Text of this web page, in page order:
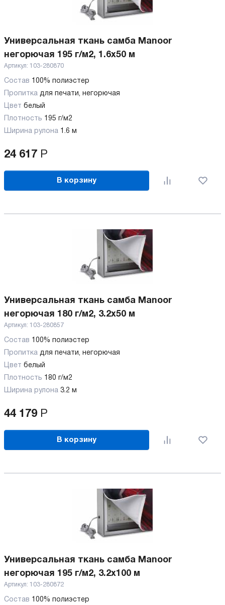
Универсальная ткань самба Manoor
негорючая 195 г/м2, 1.6х50 м
Артикул: 103-280870
Состав 100% полиэстер
Пропитка для печати, негорючая
Цвет белый
Плотность 195 г/м2
Ширина рулона 1.6 м
24 617 Р
В корзину
Универсальная ткань самба Manoor
негорючая 180 г/м2, 3.2х50 м
Артикул: 103-280857
Состав 100% полиэстер
Пропитка для печати, негорючая
Цвет белый
Плотность 180 г/м2
Ширина рулона 3.2 м
44 179 Р
В корзину
Универсальная ткань самба Manoor
негорючая 195 г/м2, 3.2х100 м
Артикул: 103-280872
Состав 100% полиэстер